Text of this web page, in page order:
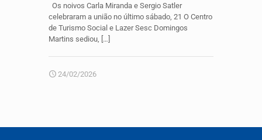
Os noivos Carla Miranda e Sergio Satler
celebraram a união no último sábado, 21 O Centro
de Turismo Social e Lazer Sesc Domingos
Martins sediou, […]
24/02/2026